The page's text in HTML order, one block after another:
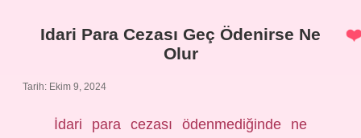
Idari Para Cezası Geç Ödenirse Ne
Olur
Tarih: Ekim 9, 2024
İdari para cezası ödenmediğinde ne